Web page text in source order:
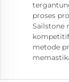
proses
Sailstone
metode